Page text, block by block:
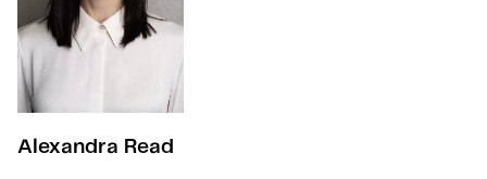
Alexandra Read